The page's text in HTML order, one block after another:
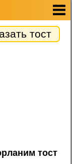
тост
тост